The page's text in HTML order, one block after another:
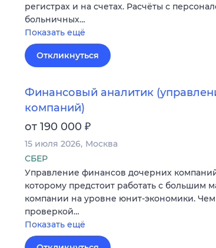
регистрах и на счетах. Расчёты с
больничных…
Показать ещё
Откликнуться
Финансовый аналитик
компаний)
от 190 000 ₽
15 июля 2026 Москва
СБЕР
Управление финансов дочерних
которому предстоит работать с большим
компании на уровне юнит-экономики. Чем
проверкой…
Показать ещё